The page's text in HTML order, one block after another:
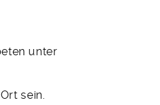
unter
sein.